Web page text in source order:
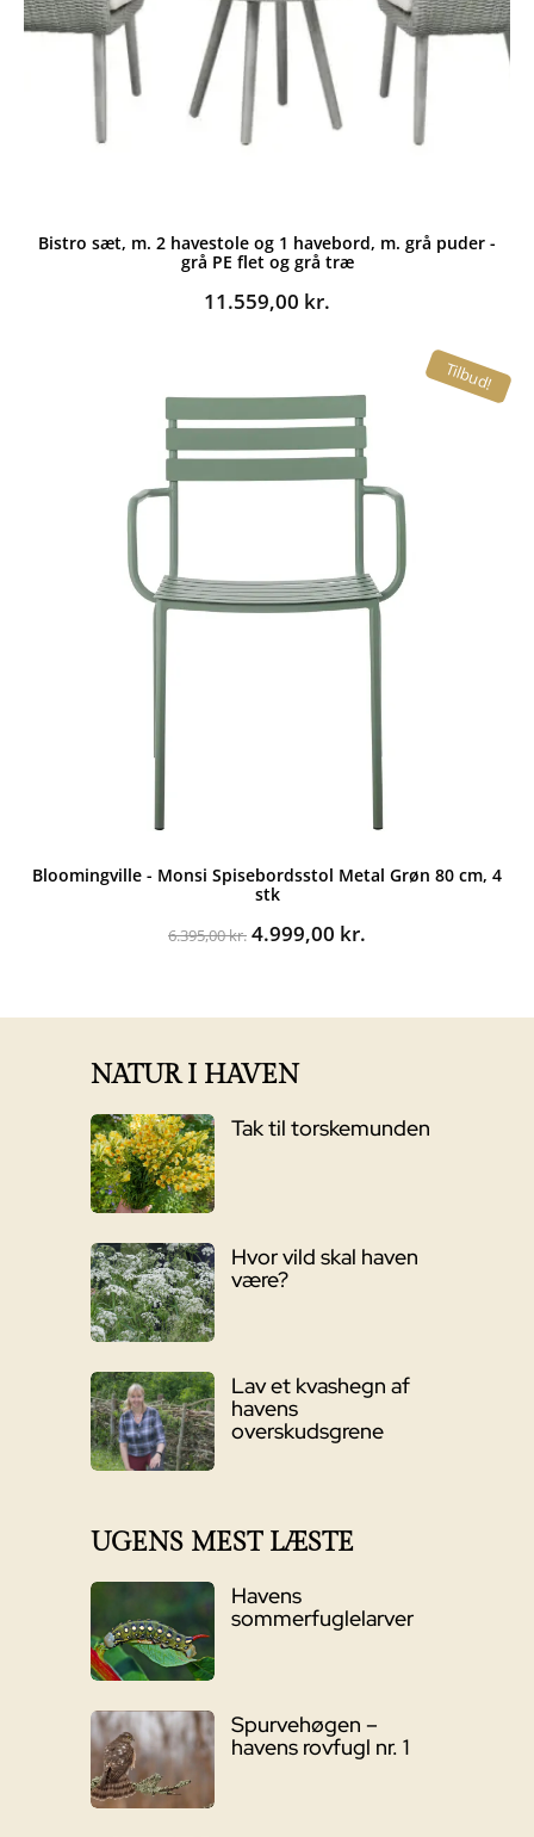
Bistro sæt, m. 2 havestole og 1 havebord, m. grå puder -
grå PE flet og grå træ
11.559,00 kr.
Tilbud!
Bloomingville - Monsi Spisebordsstol Metal Grøn 80 cm, 4
stk
6.395,00kr. Den
4.999,00 kr.
NATUR I HAVEN
Tak til torskemunden
Hvor vild skal haven
være?
Lav et kvashegn af
havens
overskudsgrene
UGENS MEST LÆSTE
Havens
sommerfuglelarver
Spurvehøgen –
havens rovfugl nr. 1